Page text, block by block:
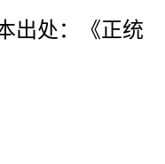
出处：《正统